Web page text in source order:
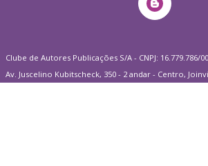
Clube de Autores Publicações S/A - CNPJ: 16.779.786/
Av. Juscelino Kubitscheck, 350 - 2 andar - Centro,